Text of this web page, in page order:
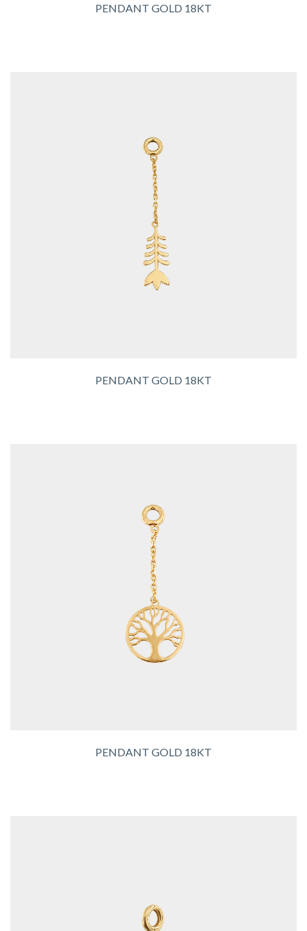
PENDANT GOLD 18KT
PENDANT GOLD 18KT
PENDANT GOLD 18KT